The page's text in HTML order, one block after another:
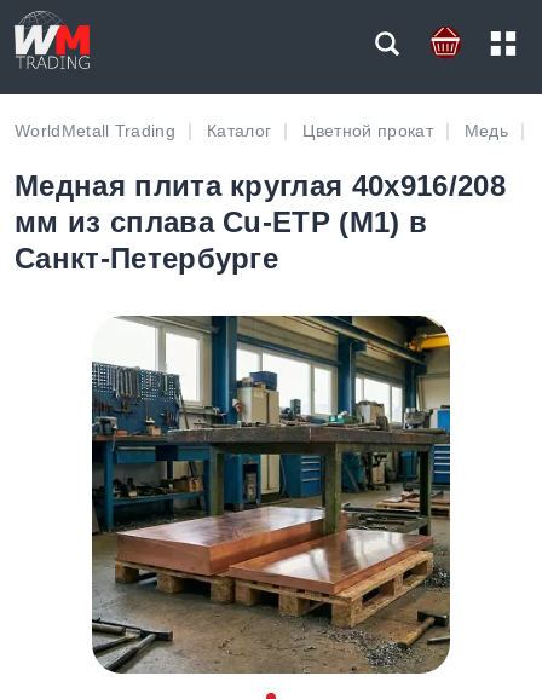
WorldMetall Trading Каталог Цветной прокат Медь
Медная плита круглая 40х916/208
мм из сплава Cu-ETP (М1) в
Санкт-Петербурге